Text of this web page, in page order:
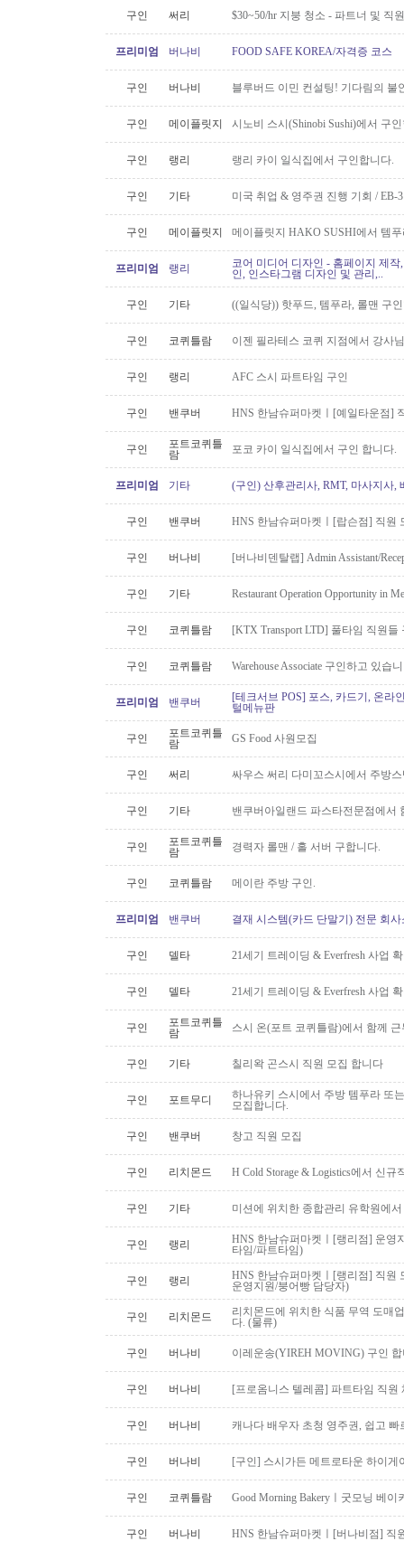
구인 써리 $30~50/hr 지붕 청소 - 파트너 및 직
프리미엄 버나비 FOOD SAFE KOREA/자격증 코스
구인 버나비 블루버드 이민 컨설팅! 기다림의 불
구인 메이플릿지 시노비 스시(Shinobi Sushi)에서 구
구인 랭리 랭리 카이 일식집에서 구인합니다.
구인 기타 미국 취업 & 영주권 진행 기회 / EB-
구인 메이플릿지 메이플릿지 HAKO SUSHI에서 템
프리미엄 랭리
코어 미디어 디자인 - 홈페이지 제
인, 인스타그램 디자인 및 관리,..
구인 기타 ((일식당)) 핫푸드, 템푸라, 롤맨 구
구인 코퀴틀람 이젠 필라테스 코퀴 지점에서 강사
구인 랭리 AFC 스시 파트타임 구인
구인 밴쿠버 HNS 한남슈퍼마켓ㅣ[예일타운점]
구인
포트코퀴틀
람
포코 카이 일식집에서 구인 합니다.
프리미엄 기타 (구인) 산후관리사, RMT, 마사지사,
구인 밴쿠버 HNS 한남슈퍼마켓ㅣ[랍슨점] 직원
구인 버나비 [버나비덴탈랩] Admin Assistant/
구인 기타 Restaurant Operation Opportunity in
구인 코퀴틀람 [KTX Transport LTD] 풀타임 직원
구인 코퀴틀람 Warehouse Associate 구인하고 있습
프리미엄 밴쿠버
[테크서브 POS] 포스, 카드기, 온라
털메뉴판
구인
포트코퀴틀
람
GS Food 사원모집
구인 써리 싸우스 써리 다미꼬스시에서 주방
구인 기타 밴쿠버아일랜드 파스타전문점에서
구인
포트코퀴틀
람
경력자 롤맨 / 홀 서버 구합니다.
구인 코퀴틀람 메이란 주방 구인.
프리미엄 밴쿠버 결재 시스템(카드 단말기) 전문 회
구인 델타 21세기 트레이딩 & Everfresh 사업
구인 델타 21세기 트레이딩 & Everfresh 사업
구인
포트코퀴틀
람
스시 온(포트 코퀴틀람)에서 함께
구인 기타 칠리왁 곤스시 직원 모집 합니다
구인 포트무디
하나유키 스시에서 주방 템푸라 또
모집합니다.
구인 밴쿠버 창고 직원 모집
구인 리치몬드 H Cold Storage & Logistics에서 신규
구인 기타 미션에 위치한 종합관리 유학원에
구인 랭리
HNS 한남슈퍼마켓ㅣ[랭리점] 운영
타임/파트타임)
구인 랭리
HNS 한남슈퍼마켓ㅣ[랭리점] 직원
운영지원/붕어빵 담당자)
구인 리치몬드
리치몬드에 위치한 식품 무역 도매
다. (물류)
구인 버나비 이레운송(YIREH MOVING) 구인
구인 버나비 [프로옴니스 텔레콤] 파트타임 직원
구인 버나비 캐나다 배우자 초청 영주권, 쉽고 빠
구인 버나비 [구인] 스시가든 메트로타운 하이게
구인 코퀴틀람 Good Morning Bakeryㅣ굿모닝 베
구인 버나비 HNS 한남슈퍼마켓ㅣ[버나비점] 직